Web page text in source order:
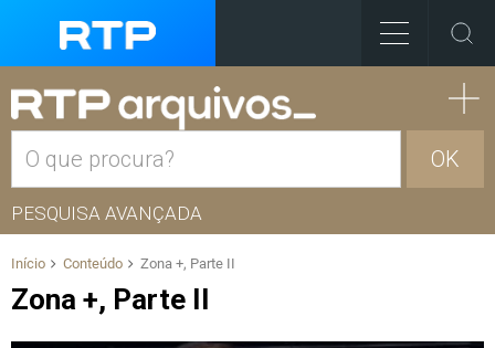
OK
PESQUISA AVANÇADA
Início Conteúdo Zona +, Parte II
Zona +, Parte II